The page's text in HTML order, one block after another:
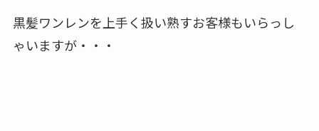
黒髪ワンレンを上手く扱い熟すお客様もいらっし
ゃいますが・・・